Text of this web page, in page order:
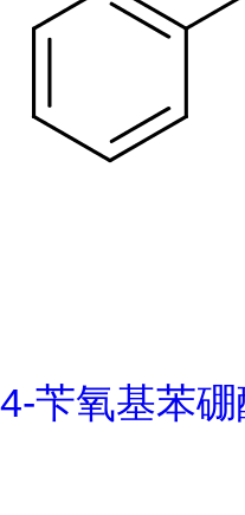
4-苄氧基苯